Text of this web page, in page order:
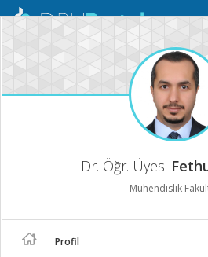
Dr. Öğr. Üyesi
Mühendislik
Profil